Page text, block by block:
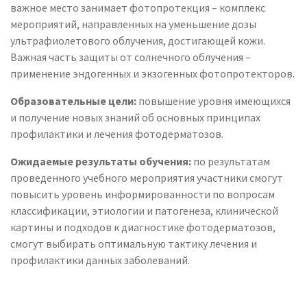
важное место занимает фотопротекция – комплекс
мероприятий, направленных на уменьшение дозы
ультрафиолетового облучения, достигающей кожи.
Важная часть защиты от солнечного облучения –
применение эндогенных и экзогенных фотопротекторов.
Образовательные цели: повышение уровня имеющихся
и получение новых знаний об основных принципах
профилактики и лечения фотодерматозов.
Ожидаемые результаты обучения: по результатам
проведенного учебного мероприятия участники смогут
повысить уровень информированности по вопросам
классификации, этиологии и патогенеза, клинической
картины и подходов к диагностике фотодерматозов,
смогут выбирать оптимальную тактику лечения и
профилактики данных заболеваний.